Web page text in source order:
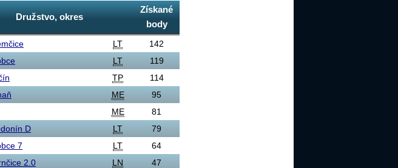
Družstvo, okres
Získané
body
LT
142
LT
119
TP
114
ME
95
ME
81
D LT
79
7 LT
64
2.0 LN
47